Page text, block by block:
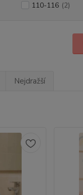
110-116 (2)
Nejdražší